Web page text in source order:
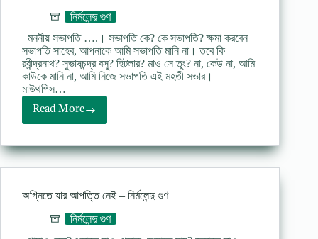
নির্মলেন্দু গুণ
মননীয় সভাপতি ….। সভাপতি কে? কে সভাপতি? ক্ষমা করবেন
সভাপতি সাহেব, আপনাকে আমি সভাপতি মানি না। তবে কি
রবীন্দ্রনাথ? সুভাষচন্দ্র বসু? হিটলার? মাও সে তুং? না, কেউ না, আমি
কাউকে মানি না, আমি নিজে সভাপতি এই মহতী সভার।
মাউথপিস…
Read More
Asomapto
Nirmolendu
Gun
–
নির্মলেন্দু
অগ্নিতে যার আপত্তি নেই – নির্মলেন্দু গুণ
নির্মলেন্দু গুণ